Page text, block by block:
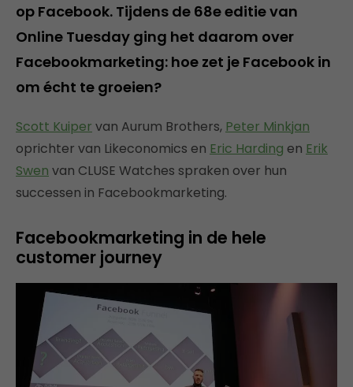
op Facebook. Tijdens de 68e editie van
Online Tuesday ging het daarom over
Facebookmarketing: hoe zet je Facebook in
om écht te groeien?
Scott Kuiper van Aurum Brothers, Peter Minkjan
oprichter van Likeconomics en Eric Harding en Erik
Swen van CLUSE Watches spraken over hun
successen in Facebookmarketing.
Facebookmarketing in de hele
customer journey